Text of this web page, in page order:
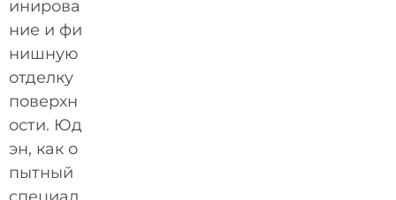
инирова
ние и фи
нишную
отделку
поверхн
ости. Юд
эн, как о
пытный
специал